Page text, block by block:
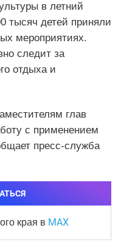
в летний
тысяч детей приняли
мероприятиях.
следит за
отдыха и
глав
с применением
пресс-служба
края в MAX